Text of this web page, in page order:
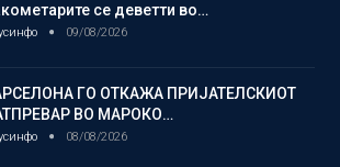
се деветти во…
09/08/2026
ГО ОТКАЖА ПРИЈАТЕЛСКИОТ
ВО МАРОКО…
08/08/2026